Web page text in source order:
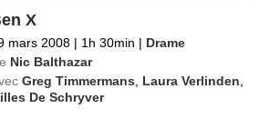
X
mars 2008 | 1h 30min | Drame
Nic Balthazar
Greg Timmermans Laura Verlinden
De Schryver